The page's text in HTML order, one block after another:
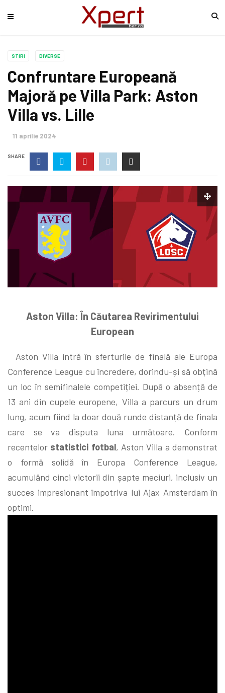
STIRI DIVERSE
Confruntare Europeană
Majoră pe Villa Park: Aston
Villa vs. Lille
11 aprilie 2024
SHARE
Aston Villa: În Căutarea Revirimentului
European
Aston Villa intră în sferturile de finală ale Europa
Conference League cu încredere, dorindu-și să obțină
un loc în semifinalele competiției. După o absență de
13 ani din cupele europene, Villa a parcurs un drum
lung, acum fiind la doar două runde distanță de finala
care se va disputa luna următoare. Conform
recentelor statistici fotbal, Aston Villa a demonstrat
o formă solidă în Europa Conference League,
acumulând cinci victorii din șapte meciuri, inclusiv un
succes impresionant împotriva lui Ajax Amsterdam în
optimi.